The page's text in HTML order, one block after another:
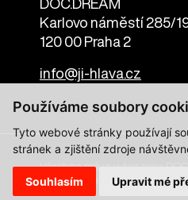
Používáme soubory
Tyto webové stránky používají
stránek a zjištění zdroje
Souhlasím Upravit mé
DOC.DREAM​
Karlovo náměstí 285/
120 00 Praha 2
info@ji-hlava.cz
Všechna práva vyhrazena
Zásady zpracování osobních